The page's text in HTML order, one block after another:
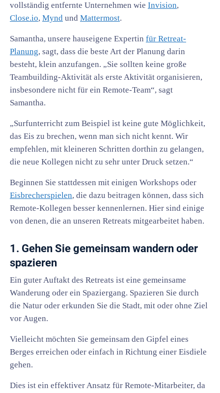
vollständig entfernte Unternehmen wie Invision,
Close.io, Mynd und Mattermost.
Samantha, unsere hauseigene Expertin für Retreat-
Planung, sagt, dass die beste Art der Planung darin
besteht, klein anzufangen. „Sie sollten keine große
Teambuilding-Aktivität als erste Aktivität organisieren,
insbesondere nicht für ein Remote-Team“, sagt
Samantha.
„Surfunterricht zum Beispiel ist keine gute Möglichkeit,
das Eis zu brechen, wenn man sich nicht kennt. Wir
empfehlen, mit kleineren Schritten dorthin zu gelangen,
die neue Kollegen nicht zu sehr unter Druck setzen.“
Beginnen Sie stattdessen mit einigen Workshops oder
Eisbrecherspielen, die dazu beitragen können, dass sich
Remote-Kollegen besser kennenlernen. Hier sind einige
von denen, die an unseren Retreats mitgearbeitet haben.
1. Gehen Sie gemeinsam wandern oder
spazieren
Ein guter Auftakt des Retreats ist eine gemeinsame
Wanderung oder ein Spaziergang. Spazieren Sie durch
die Natur oder erkunden Sie die Stadt, mit oder ohne Ziel
vor Augen.
Vielleicht möchten Sie gemeinsam den Gipfel eines
Berges erreichen oder einfach in Richtung einer Eisdiele
gehen.
Dies ist ein effektiver Ansatz für Remote-Mitarbeiter, da